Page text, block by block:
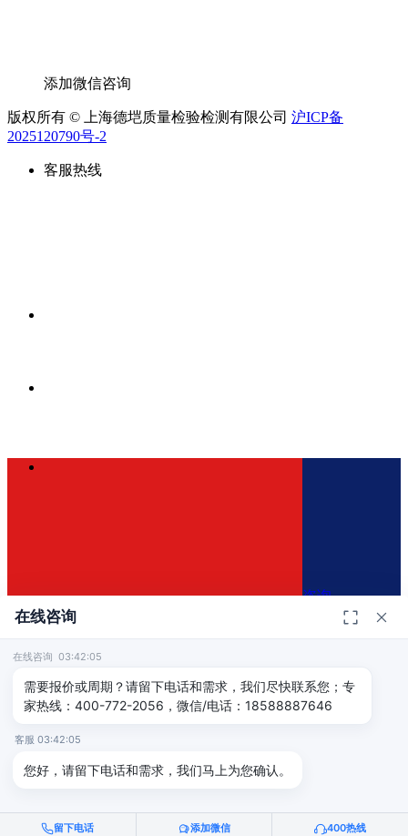
添加微信咨询
版权所有 © 上海德垲质量检验检测有限公司 沪ICP备
2025120790号-2
客服热线
400-772-2056
咨询
免费咨询方案
在线咨询
在线咨询 03:42:05
需要报价或周期？请留下电话和需求，我们尽快联系您；专
家热线：400-772-2056，微信/电话：18588887646
客服 03:42:05
您好，请留下电话和需求，我们马上为您确认。
留下电话 添加微信 400热线